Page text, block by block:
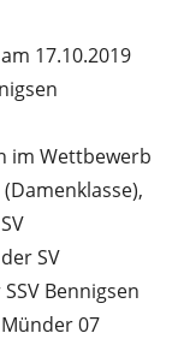
17.10.2019
im Wettbewerb
(Damenklasse),
SV
Bennigsen
07